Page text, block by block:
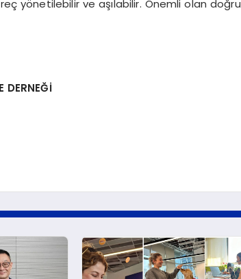
yönetilebilir ve aşılabilir. Önemli olan doğru
DERNEĞİ